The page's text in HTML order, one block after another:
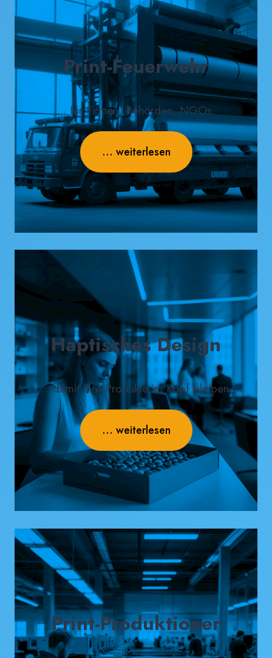
Print-Feuerwehr
... für Firmen, Behörden, NGOs.
... weiterlesen
Haptisches Design
... damit Ihre Produkte im Kopf bleiben.
... weiterlesen
Print-Produktioner